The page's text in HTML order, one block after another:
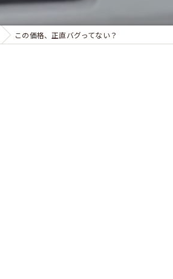
この価格、正直バグってない？